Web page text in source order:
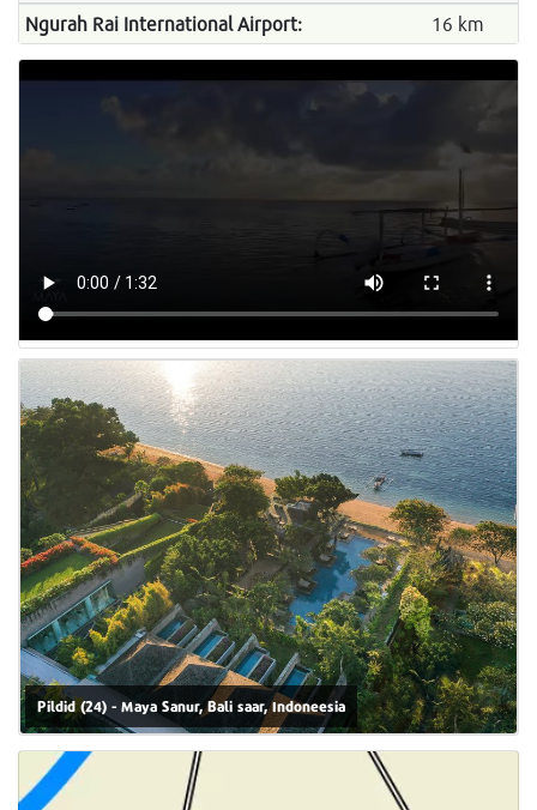
Ngurah Rai International Airport: 16 km
Pildid (24) - Maya Sanur, Bali saar, Indoneesia